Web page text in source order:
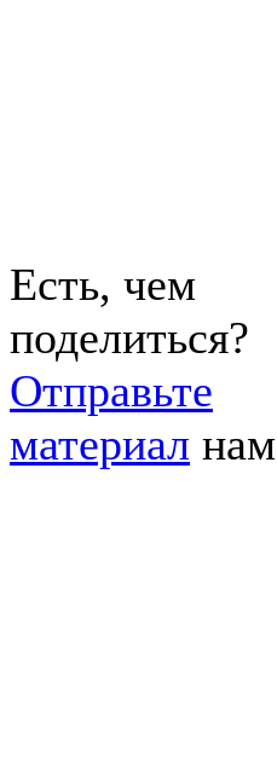
Есть, чем
поделиться?
Отправьте
материал нам